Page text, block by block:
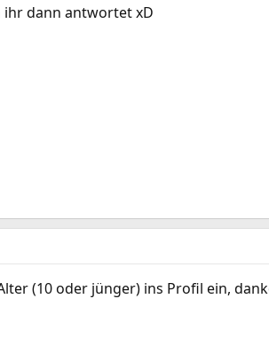
ihr dann antwortet xD
(10 oder jünger) ins Profil ein,